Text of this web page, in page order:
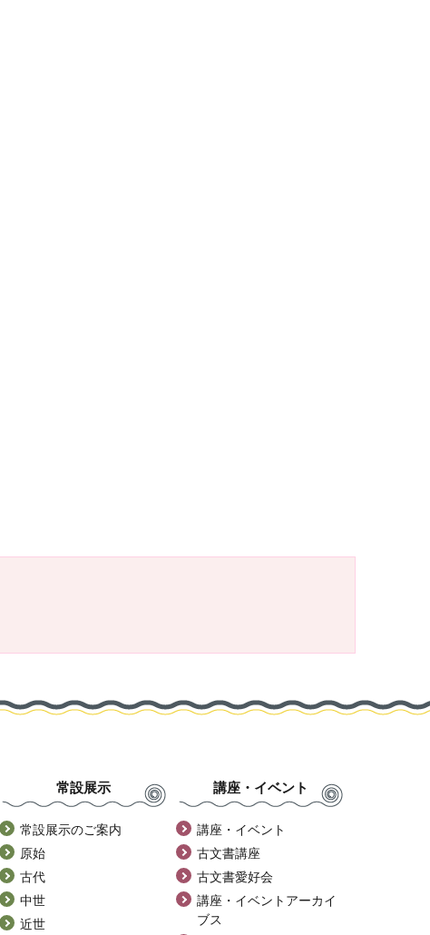
常設展示
常設展示のご案内
原始
古代
中世
近世
講座・イベント
講座・イベント
古文書講座
古文書愛好会
講座・イベントアーカイ
ブス